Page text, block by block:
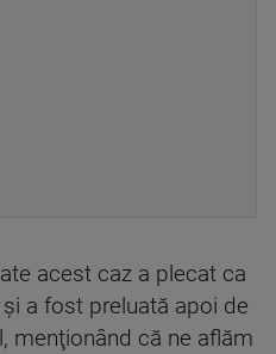
acest caz a plecat ca
a fost preluată apoi de
menţionând că ne aflăm